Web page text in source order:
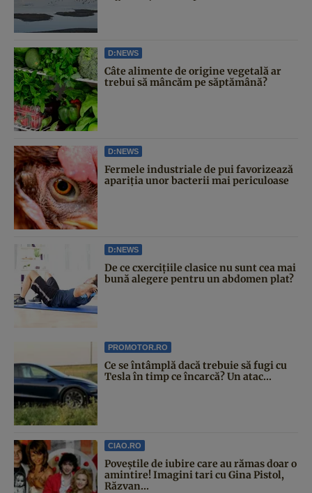
D:NEWS
Câte alimente de origine vegetală ar
trebui să mâncăm pe săptămână?
D:NEWS
Fermele industriale de pui favorizează
apariția unor bacterii mai periculoase
D:NEWS
De ce cxercițiile clasice nu sunt cea mai
bună alegere pentru un abdomen plat?
PROMOTOR.RO
Ce se întâmplă dacă trebuie să fugi cu
Tesla în timp ce încarcă? Un atac...
CIAO.RO
Poveştile de iubire care au rămas doar o
amintire! Imagini tari cu Gina Pistol,
Răzvan...